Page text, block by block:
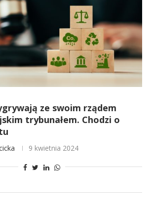
ze swoim rządem
trybunałem. Chodzi o
9 kwietnia 2024